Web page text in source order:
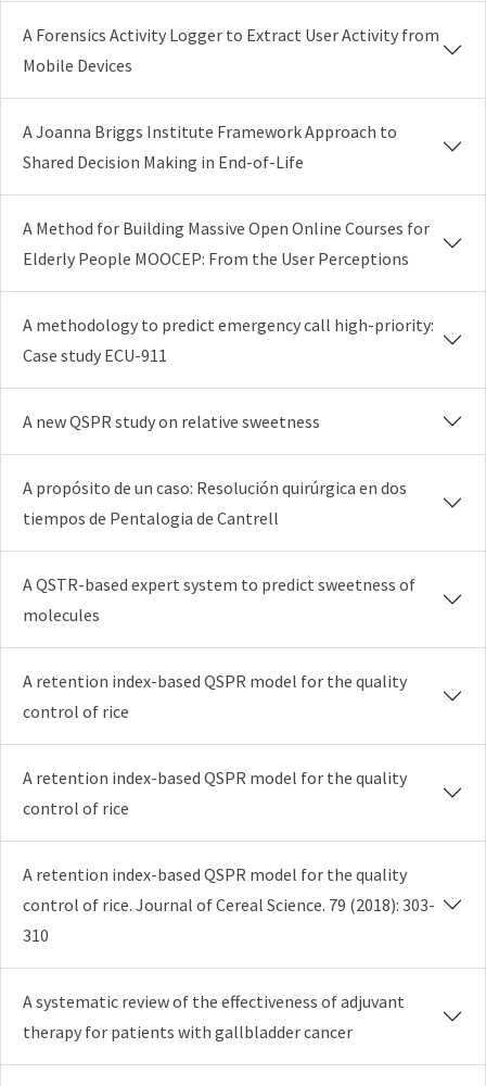
A Forensics Activity Logger to Extract User Activity from
Mobile Devices
A Joanna Briggs Institute Framework Approach to
Shared Decision Making in End-of-Life
A Method for Building Massive Open Online Courses for
Elderly People MOOCEP: From the User Perceptions
A methodology to predict emergency call high-priority:
Case study ECU-911
A new QSPR study on relative sweetness
A propósito de un caso: Resolución quirúrgica en dos
tiempos de Pentalogia de Cantrell
A QSTR-based expert system to predict sweetness of
molecules
A retention index-based QSPR model for the quality
control of rice
A retention index-based QSPR model for the quality
control of rice
A retention index-based QSPR model for the quality
control of rice. Journal of Cereal Science. 79 (2018): 303-
310
A systematic review of the effectiveness of adjuvant
therapy for patients with gallbladder cancer